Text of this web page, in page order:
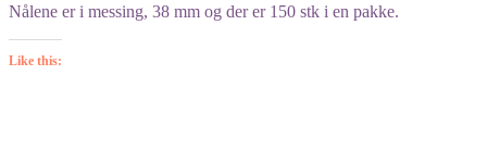
Nålene er i messing, 38 mm og der er 150 stk i en pakke.
Like this: